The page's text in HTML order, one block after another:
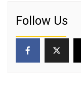
Follow Us